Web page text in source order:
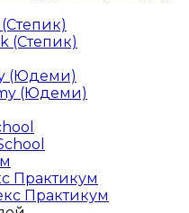
(Степик)
(Юдеми)
(Юдеми)
Практикум
Практикум